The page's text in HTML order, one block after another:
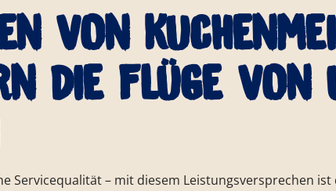
SORTIMENT
KUCHENMEISTER
von
die Flüge von
Servicequalität – mit diesem Leistungsversprechen ist